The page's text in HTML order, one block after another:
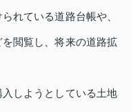
れている道路台帳や、
閲覧し、将来の道路拡
しようとしている土地